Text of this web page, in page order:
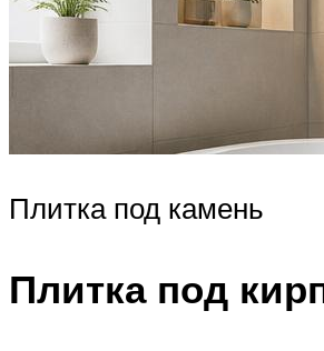
Плитка под камень
Плитка под